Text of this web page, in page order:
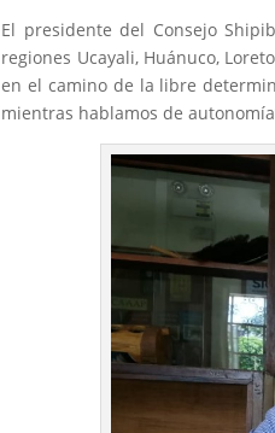
El presidente del Consejo
regiones Ucayali, Huánuco,
en el camino de la libre
mientras hablamos de